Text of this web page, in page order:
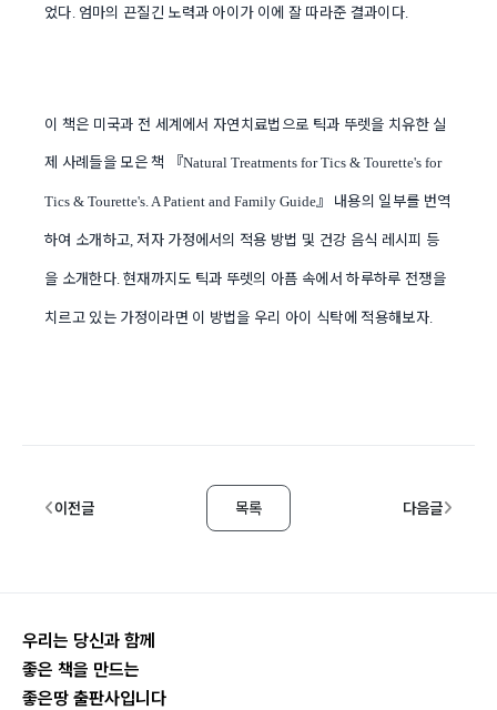
었다. 엄마의 끈질긴 노력과 아이가 이에 잘 따라준 결과이다.
이 책은 미국과 전 세계에서 자연치료법으로 틱과 뚜렛을 치유한 실
제 사례들을 모은 책
『Natural Treatments for Tics & Tourette's for
Tics & Tourette's. A Patient and Family Guide』 내용의 일부를 번역
하여 소개하고,저자 가정에서의 적용 방법 및 건강 음식 레시피 등
을 소개한다. 현재까지도 틱과 뚜렛의 아픔 속에서 하루하루 전쟁을
치르고 있는 가정이라면 이 방법을 우리 아이 식탁에 적용해보자.
이전글 목록 다음글
우리는 당신과 함께
좋은 책을 만드는
좋은땅 출판사입니다